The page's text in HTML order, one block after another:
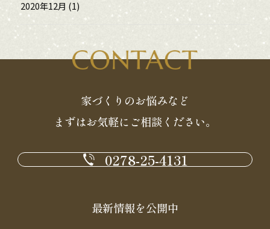
2020年12月 (1)
家づくりのお悩みなど
まずはお気軽にご相談ください。
0278-25-4131
最新情報を公開中